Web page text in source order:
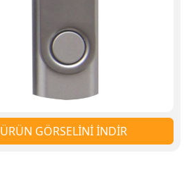
ÜRÜN GÖRSELİNİ İNDİR